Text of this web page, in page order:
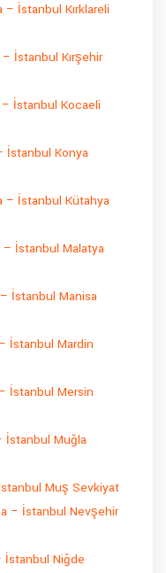
– İstanbul Kırklareli
İstanbul Kırşehir
– İstanbul Kocaeli
İstanbul Konya
– İstanbul Kütahya
– İstanbul Malatya
İstanbul Manisa
İstanbul Mardin
İstanbul Mersin
İstanbul Muğla
Muş Sevkiyat
– İstanbul Nevşehir
İstanbul Niğde